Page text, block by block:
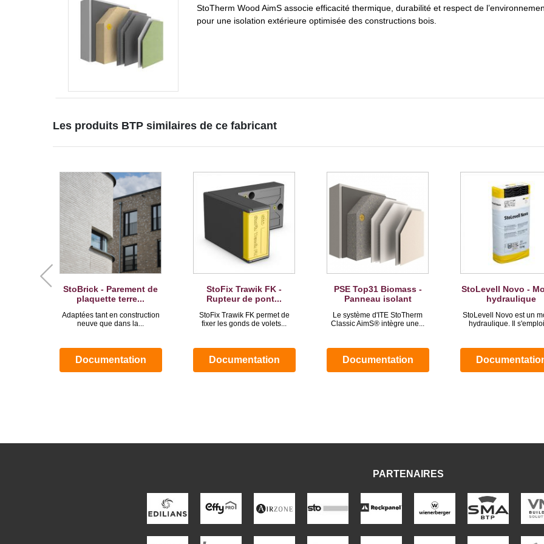
StoTherm Wood AimS associe efficacité thermique, durabilité et respect de
pour une isolation extérieure optimisée des constructions bois.
Les produits BTP similaires de ce fabricant
StoBrick - Parement de
plaquette terre...
Adaptées tant en construction
neuve que dans la...
Documentation
StoFix Trawik FK -
Rupteur de pont...
StoFix Trawik FK permet de
fixer les gonds de volets...
Documentation
PSE Top31 Biomass -
Panneau isolant
Le système d'ITE StoTherm
Classic AimS® intègre une...
Documentation
StoLevell Novo -
hydraulique
StoLevell Novo est un
hydraulique. Il
PARTENAIRES